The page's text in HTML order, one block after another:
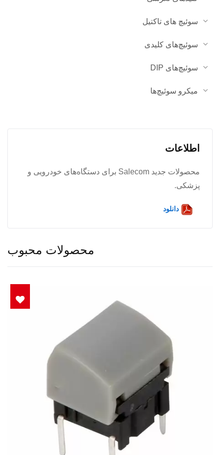
سوئیچ های تاکتیل
سوئیچ‌های کلیدی
سوئیچ‌های DIP
میکرو سوئیچ‌ها
اطلاعات
محصولات جدید Salecom برای دستگاه‌های خودرویی و
پزشکی.
دانلود
محصولات محبوب